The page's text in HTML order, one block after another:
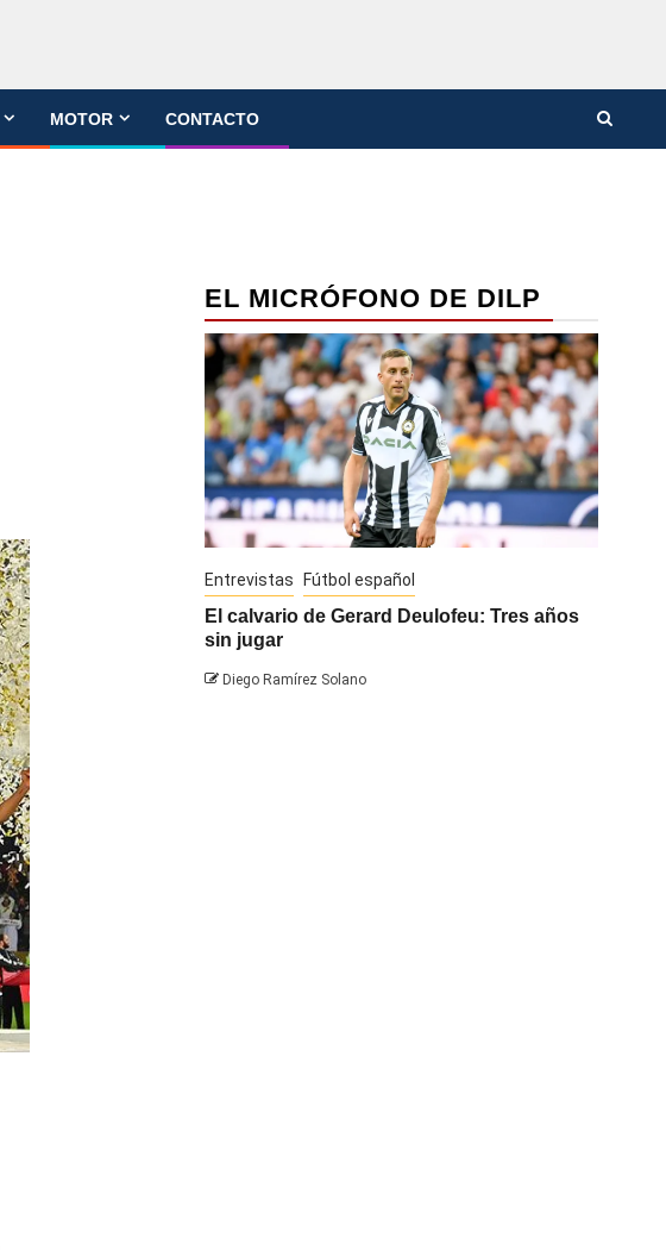
MOTOR CONTACTO
EL MICRÓFONO DE DILP
Entrevistas Fútbol español
El calvario de Gerard Deulofeu: Tres años
sin jugar
Diego Ramírez Solano